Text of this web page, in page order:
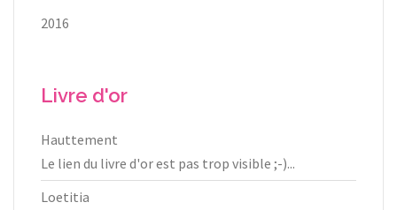
2016
Livre d'or
Hauttement
Le lien du livre d'or est pas trop visible ;-)...
Loetitia